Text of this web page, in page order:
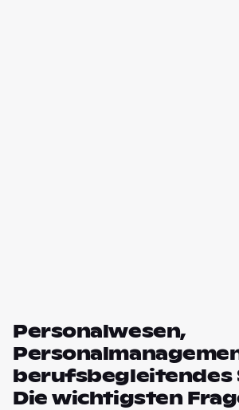
Personalwesen,
berufsbegleitendes
Die wichtigsten